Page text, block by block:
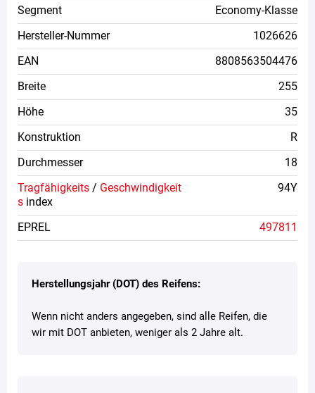
Herstellungsjahr (DOT) des Reifens:
Wenn nicht anders angegeben, sind alle Reifen, die
wir mit DOT anbieten, weniger als 2 Jahre alt.
Segment
Economy-Klasse
Hersteller-Nummer
1026626
EAN
8808563504476
Breite
255
Höhe
35
Konstruktion
R
Durchmesser
18
Tragfähigkeits / Geschwindigkeit
s index
94Y
EPREL 497811